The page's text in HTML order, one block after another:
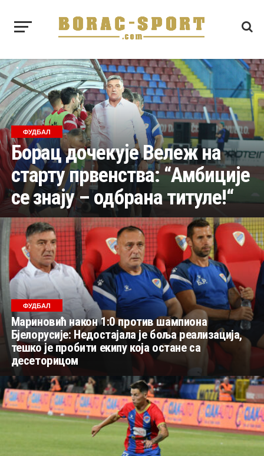
ФУДБАЛ
Борац дочекује Вележ на
старту првенства: “Амбиције
се знају – одбрана титуле!“
ФУДБАЛ
Мариновић након 1:0 против шампиона
Бјелорусије: Недостајала је боља реализација,
тешко је пробити екипу која остане са
десеторицом